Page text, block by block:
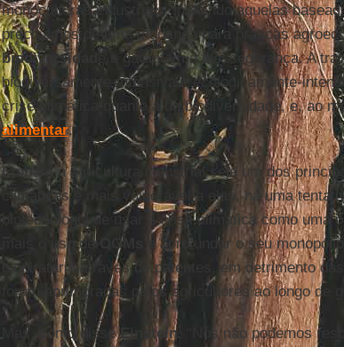
monoculturas industriais, incluindo aquelas
precisamos de uma mudança para práticas
biodiversidad
e e garantam a biossegurança. A
biodiversamente-intensiva e ecologicamente-
crise climática quanto a da biodiversidade, e, ao
alimentar.
Embora a agricultura industrial seja um dos
climáticas e mais vulnerável a elas, há uma
biotecnologia de usar a crise climática como uma
mais o uso de
OGMs
e aprofundar o seu
biopirataria através de patentes, em detrimento
foram aprimoradas pelos agricultores ao longo de
Mas, como disseEinstein: “Nós não podemos